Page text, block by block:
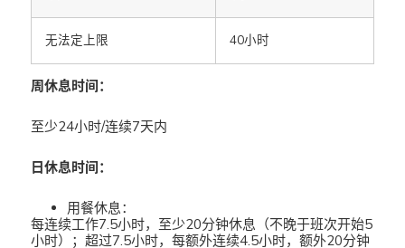
无法定上限 40小时
周休息时间：
至少24小时/连续7天内
日休息时间：
用餐休息：
每连续工作7.5小时，至少20分钟休息（不晚于班次开始5
小时）；超过7.5小时，每额外连续4.5小时，额外20分钟